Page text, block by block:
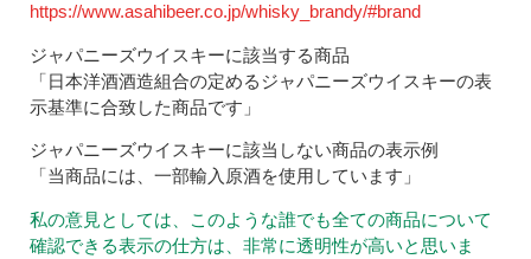
https://www.asahibeer.co.jp/whisky_brandy/#brand
ジャパニーズウイスキーに該当する商品
「日本洋酒酒造組合の定めるジャパニーズウイスキーの表
示基準に合致した商品です」
ジャパニーズウイスキーに該当しない商品の表示例
「当商品には、一部輸入原酒を使用しています」
私の意見としては、このような誰でも全ての商品について
確認できる表示の仕方は、非常に透明性が高いと思いま